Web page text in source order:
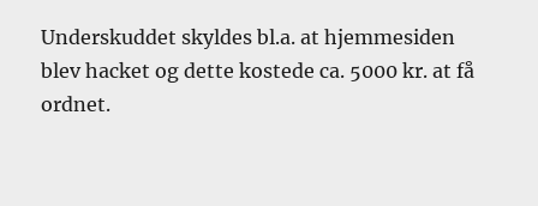
Underskuddet skyldes bl.a. at hjemmesiden
blev hacket og dette kostede ca. 5000 kr. at få
ordnet.